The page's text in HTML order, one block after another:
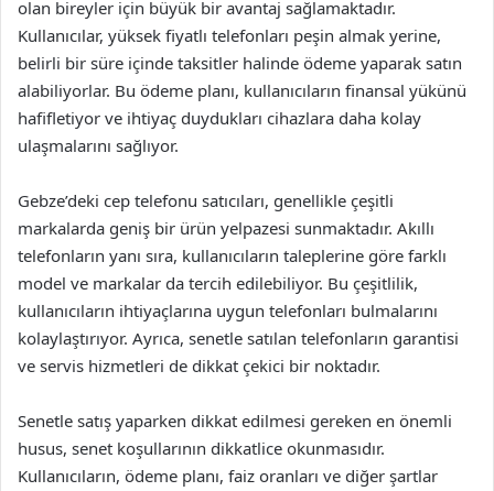
olan bireyler için büyük bir avantaj sağlamaktadır.
Kullanıcılar, yüksek fiyatlı telefonları peşin almak yerine,
belirli bir süre içinde taksitler halinde ödeme yaparak satın
alabiliyorlar. Bu ödeme planı, kullanıcıların finansal yükünü
hafifletiyor ve ihtiyaç duydukları cihazlara daha kolay
ulaşmalarını sağlıyor.
Gebze’deki cep telefonu satıcıları, genellikle çeşitli
markalarda geniş bir ürün yelpazesi sunmaktadır. Akıllı
telefonların yanı sıra, kullanıcıların taleplerine göre farklı
model ve markalar da tercih edilebiliyor. Bu çeşitlilik,
kullanıcıların ihtiyaçlarına uygun telefonları bulmalarını
kolaylaştırıyor. Ayrıca, senetle satılan telefonların garantisi
ve servis hizmetleri de dikkat çekici bir noktadır.
Senetle satış yaparken dikkat edilmesi gereken en önemli
husus, senet koşullarının dikkatlice okunmasıdır.
Kullanıcıların, ödeme planı, faiz oranları ve diğer şartlar